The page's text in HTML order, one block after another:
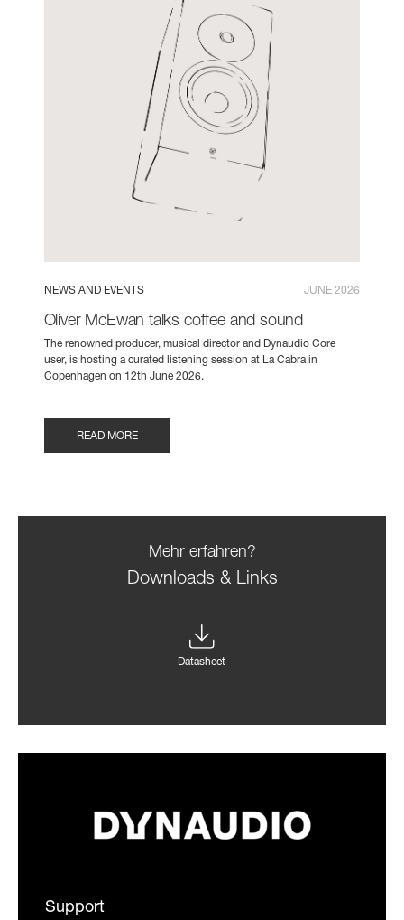
NEWS AND EVENTS JUNE 2026
Oliver McEwan talks coffee and sound
The renowned producer, musical director and Dynaudio Core
user, is hosting a curated listening session at La Cabra in
Copenhagen on 12th June 2026.
READ MORE
Mehr erfahren?
Downloads & Links
Datasheet
Support